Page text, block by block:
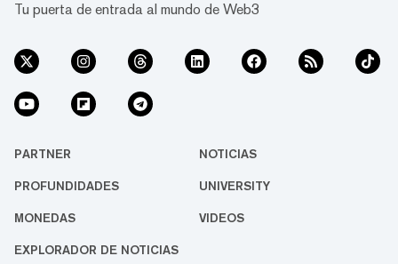
Tu puerta de entrada al mundo de Web3
PARTNER NOTICIAS
PROFUNDIDADES UNIVERSITY
MONEDAS VIDEOS
EXPLORADOR DE NOTICIAS